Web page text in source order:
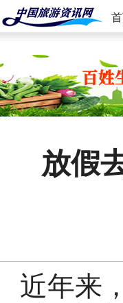
放假
近年来